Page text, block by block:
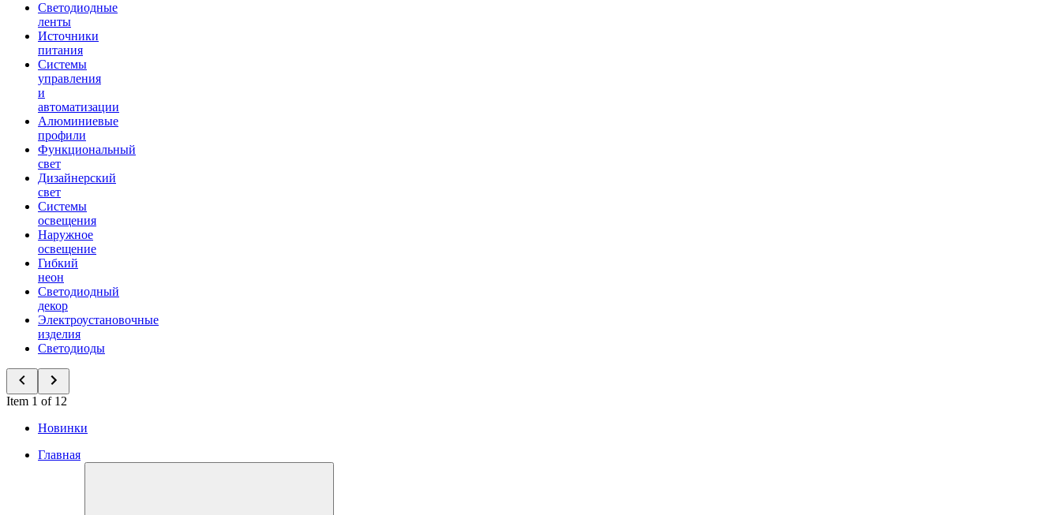
Светодиодные
ленты
Источники
питания
Системы
управления
и
автоматизации
Алюминиевые
профили
Функциональный
свет
Дизайнерский
свет
Системы
освещения
Наружное
освещение
Гибкий
неон
Светодиодный
декор
Электроустановочные
изделия
Светодиоды
Item 1 of 12
Новинки
Главная